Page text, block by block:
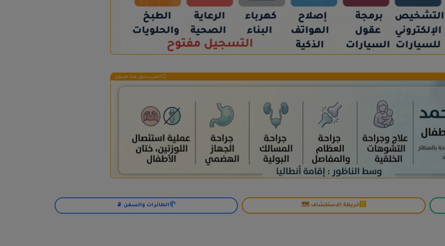
المزيد حول هذا الإعلان
خريطة الاستكشاف 🗺️ الطائرات والسفن 📡